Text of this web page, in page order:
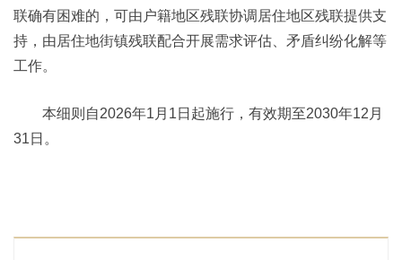
联确有困难的，可由户籍地区残联协调居住地区残联提供支
持，由居住地街镇残联配合开展需求评估、矛盾纠纷化解等
工作。
本细则自2026年1月1日起施行，有效期至2030年12月
31日。